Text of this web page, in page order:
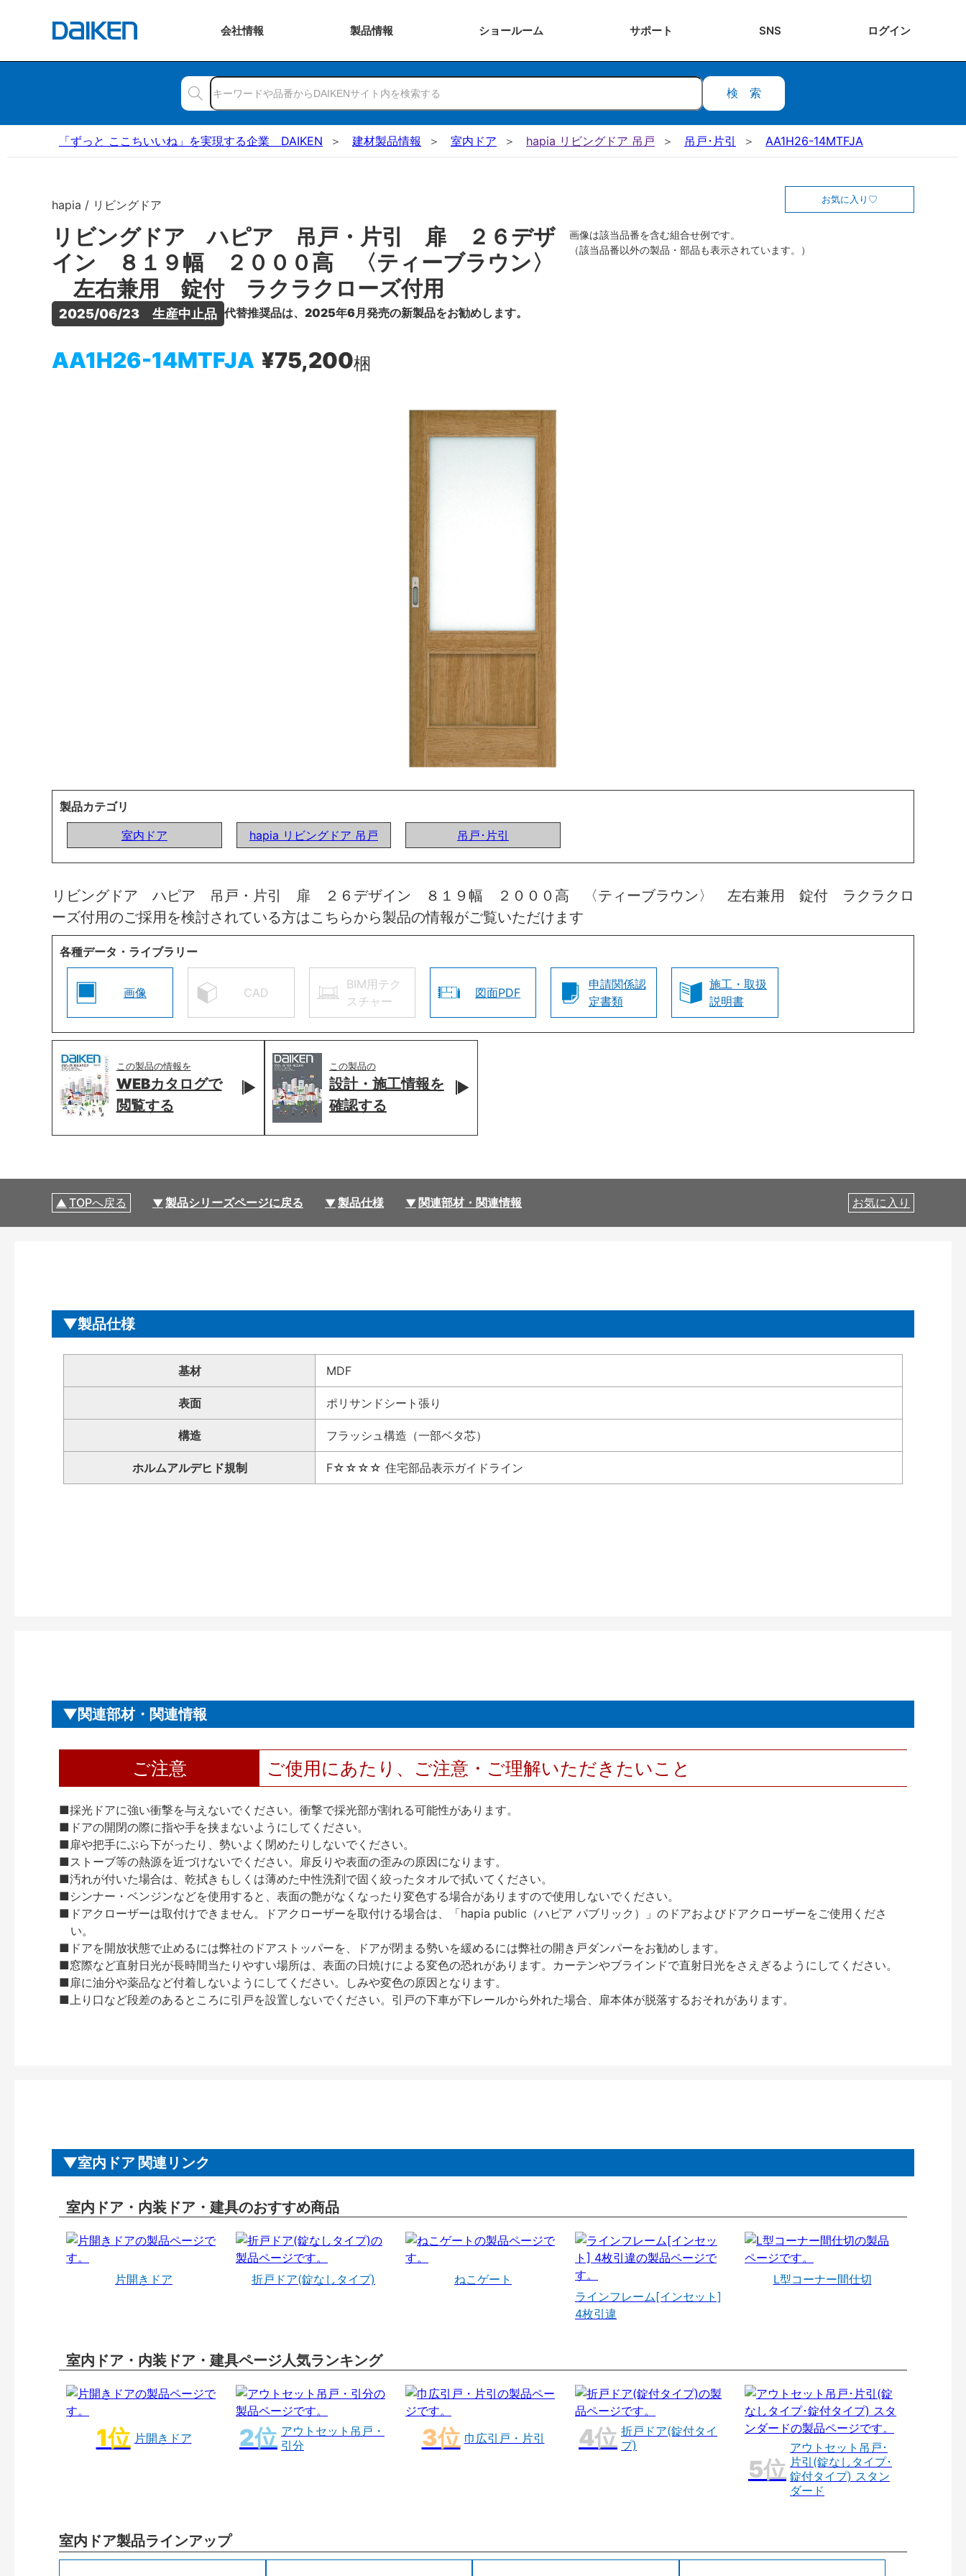
会社情報 製品情報 ショールーム サポート SNS ログイン
検索
「ずっと ここちいいね」を実現する企業 DAIKEN 建材製品情報 室内ドア hapia リビングドア 吊戸 吊戸･片引 AA1H26-14MTFJA
hapia / リビングドア
リビングドア ハピア 吊戸・片引 扉 ２６デザ
イン ８１９幅 ２０００高 〈ティーブラウン〉
左右兼用 錠付 ラクラクローズ付用
2025/06/23　生産中止品 代替推奨品は、2025年6月発売の新製品をお勧めします。
AA1H26-14MTFJA ¥75,200梱
お気に入り
画像は該当品番を含む組合せ例です。
（該当品番以外の製品・部品も表示されています。）
製品カテゴリ
室内ドア
hapia リビングドア 吊戸 吊戸･片引
リビングドア ハピア 吊戸・片引 扉 ２６デザイン ８１９幅 ２０００高 〈ティーブラウン〉 左右兼用 錠付 ラクラクロ
ーズ付用のご採用を検討されている方はこちらから製品の情報がご覧いただけます
各種データ・ライブラリー
画像 CAD
BIM用テク
スチャー
図面PDF
申請関係認
定書類
施工・取扱
説明書
この製品の情報を
WEBカタログで
閲覧する
この製品の
設計・施工情報を
確認する
TOPへ戻る 製品シリーズページに戻る 製品仕様 関連部材・関連情報 お気に入り
製品仕様
基材 MDF
表面 ポリサンドシート張り
構造 フラッシュ構造（一部ベタ芯）
ホルムアルデヒド規制 F☆☆☆☆ 住宅部品表示ガイドライン
関連部材・関連情報
ご注意 ご使用にあたり、ご注意・ご理解いただきたいこと
■採光ドアに強い衝撃を与えないでください。衝撃で採光部が割れる可能性があります。
■ドアの開閉の際に指や手を挟まないようにしてください。
■扉や把手にぶら下がったり、勢いよく閉めたりしないでください。
■ストーブ等の熱源を近づけないでください。扉反りや表面の歪みの原因になります。
■汚れが付いた場合は、乾拭きもしくは薄めた中性洗剤で固く絞ったタオルで拭いてください。
■シンナー・ベンジンなどを使用すると、表面の艶がなくなったり変色する場合がありますので使用しないでください。
■ドアクローザーは取付けできません。ドアクローザーを取付ける場合は、「hapia public（ハピア パブリック）」のドアおよびドアクローザーをご使用くださ
い。
■ドアを開放状態で止めるには弊社のドアストッパーを、ドアが閉まる勢いを緩めるには弊社の開き戸ダンパーをお勧めします。
■窓際など直射日光が長時間当たりやすい場所は、表面の日焼けによる変色の恐れがあります。カーテンやブラインドで直射日光をさえぎるようにしてください。
■扉に油分や薬品など付着しないようにしてください。しみや変色の原因となります。
■上り口など段差のあるところに引戸を設置しないでください。引戸の下車が下レールから外れた場合、扉本体が脱落するおそれがあります。
室内ドア 関連リンク
室内ドア・内装ドア・建具のおすすめ商品
片開きドア 折戸ドア(錠なしタイプ)
ねこゲート
ラインフレーム[インセット]
4枚引違
L型コーナー間仕切
室内ドア・内装ドア・建具ページ人気ランキング
片開きドア
アウトセット吊戸・
引分
巾広引戸・片引
折戸ドア(錠付タイ
プ)
アウトセット吊戸･
片引(錠なしタイプ･
錠付タイプ) スタン
ダード
室内ドア製品ラインアップ